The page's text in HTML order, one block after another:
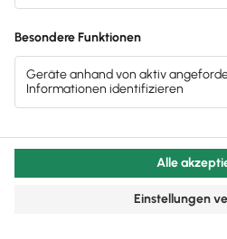
Zeit für deine
Jetzt 50% für 3
Kostenlos